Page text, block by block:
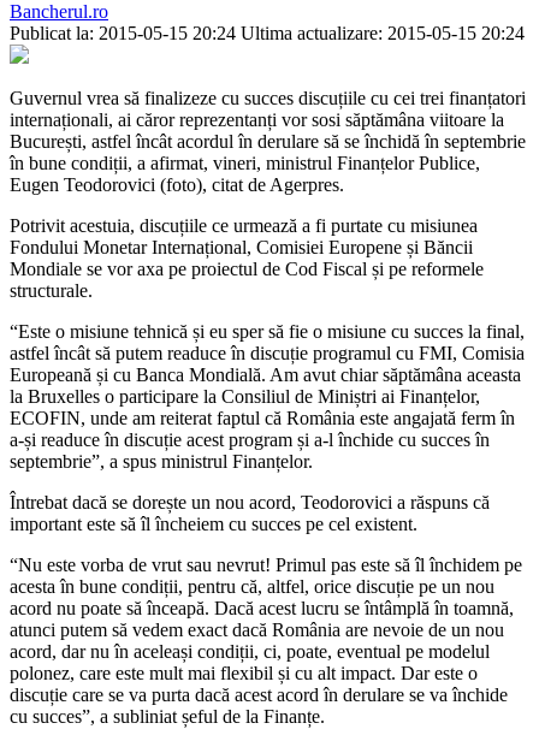
Bancherul.ro
Publicat la: 2015-05-15 20:24 Ultima actualizare: 2015-05-15 20:24
Guvernul vrea să finalizeze cu succes discuțiile cu cei trei finanțatori
internaționali, ai căror reprezentanți vor sosi săptămâna viitoare la
București, astfel încât acordul în derulare să se închidă în septembrie
în bune condiții, a afirmat, vineri, ministrul Finanțelor Publice,
Eugen Teodorovici (foto), citat de Agerpres.
Potrivit acestuia, discuțiile ce urmează a fi purtate cu misiunea
Fondului Monetar Internațional, Comisiei Europene și Băncii
Mondiale se vor axa pe proiectul de Cod Fiscal și pe reformele
structurale.
“Este o misiune tehnică și eu sper să fie o misiune cu succes la final,
astfel încât să putem readuce în discuție programul cu FMI, Comisia
Europeană și cu Banca Mondială. Am avut chiar săptămâna aceasta
la Bruxelles o participare la Consiliul de Miniștri ai Finanțelor,
ECOFIN, unde am reiterat faptul că România este angajată ferm în
a-și readuce în discuție acest program și a-l închide cu succes în
septembrie”, a spus ministrul Finanțelor.
Întrebat dacă se dorește un nou acord, Teodorovici a răspuns că
important este să îl încheiem cu succes pe cel existent.
“Nu este vorba de vrut sau nevrut! Primul pas este să îl închidem pe
acesta în bune condiții, pentru că, altfel, orice discuție pe un nou
acord nu poate să înceapă. Dacă acest lucru se întâmplă în toamnă,
atunci putem să vedem exact dacă România are nevoie de un nou
acord, dar nu în aceleași condiții, ci, poate, eventual pe modelul
polonez, care este mult mai flexibil și cu alt impact. Dar este o
discuție care se va purta dacă acest acord în derulare se va închide
cu succes”, a subliniat șeful de la Finanțe.